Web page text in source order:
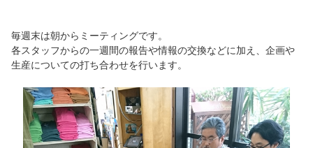
毎週末は朝からミーティングです。
各スタッフからの一週間の報告や情報の交換などに加え、企画や
生産についての打ち合わせを行います。